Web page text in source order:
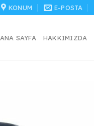
KONUM E-POSTA
ANA SAYFA HAKKIMIZDA